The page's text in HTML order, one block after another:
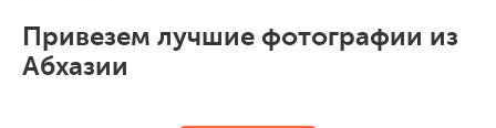
Привезем лучшие фотографии из
Абхазии